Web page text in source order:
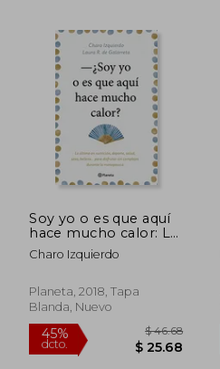
45%
dcto. $ 27.11
Soy yo o es que aquí
hace mucho calor: Lo
último en nutrición,
deporte, salud, sexo,
disfrutar sin
complejos durante la
Ficción)
Charo Izquierdo
Planeta, 2018, Tapa
Blanda, Nuevo